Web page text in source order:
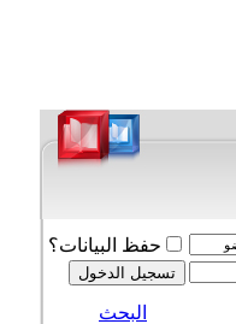
حفظ البيانات؟
البحث